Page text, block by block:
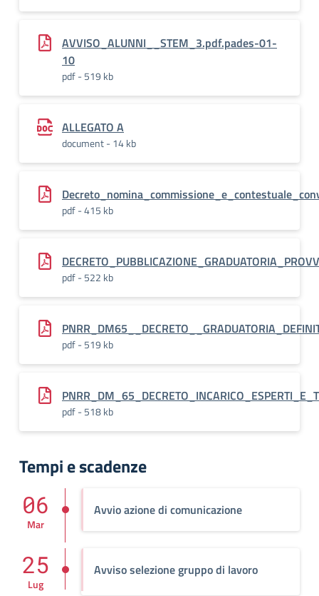
AVVISO_ALUNNI__STEM_3.pdf.pades-01-
10
pdf - 519 kb
ALLEGATO A
document - 14 kb
pdf - 415 kb
pdf - 522 kb
pdf - 519 kb
pdf - 518 kb
Tempi e scadenze
06
Mar
Avvio azione di comunicazione
25
Lug
Avviso selezione gruppo di lavoro